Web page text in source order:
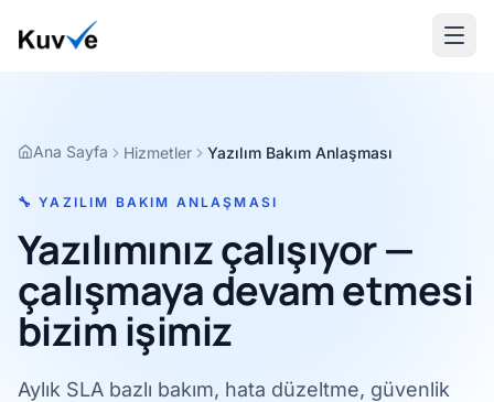
Ana Sayfa Hizmetler Yazılım Bakım Anlaşması
🔧 YAZILIM BAKIM ANLAŞMASI
Yazılımınız çalışıyor —
çalışmaya devam etmesi
bizim işimiz
Aylık SLA bazlı bakım, hata düzeltme, güvenlik